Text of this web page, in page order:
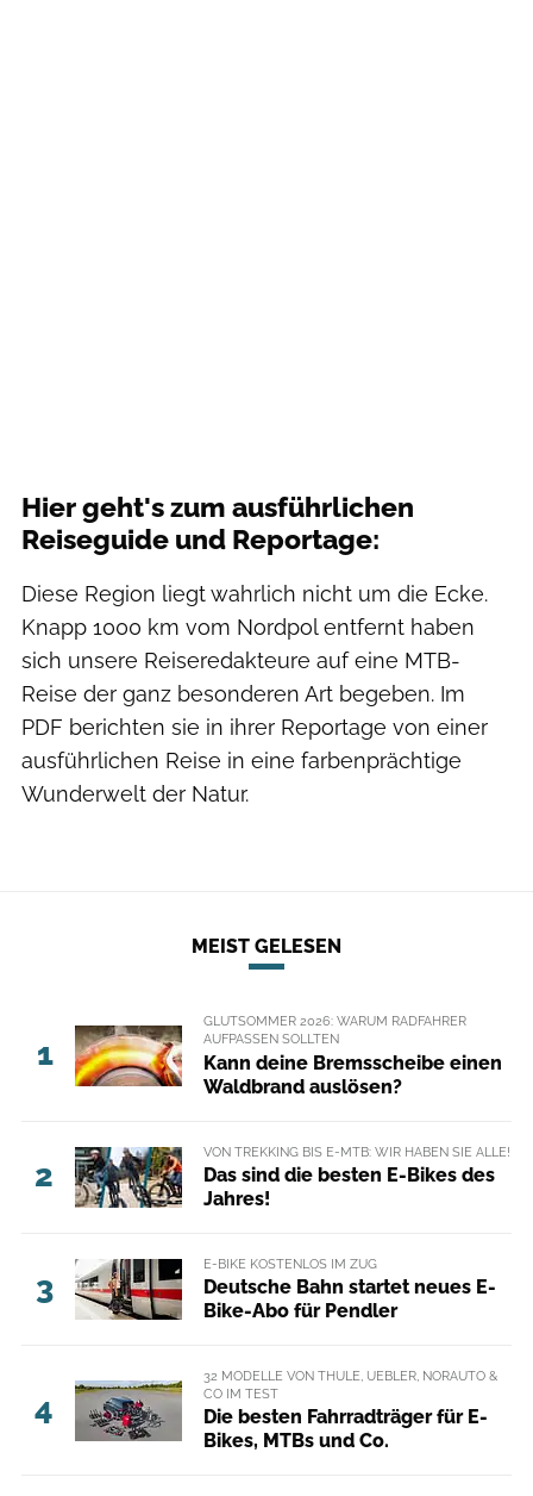
Hier geht's zum ausführlichen
Reiseguide und Reportage:
Diese Region liegt wahrlich nicht um die Ecke.
Knapp 1000 km vom Nordpol entfernt haben
sich unsere Reiseredakteure auf eine MTB-
Reise der ganz besonderen Art begeben. Im
PDF berichten sie in ihrer Reportage von einer
ausführlichen Reise in eine farbenprächtige
Wunderwelt der Natur.
MEIST GELESEN
1
GLUTSOMMER 2026: WARUM RADFAHRER
AUFPASSEN SOLLTEN
Kann deine Bremsscheibe einen
Waldbrand auslösen?
2
VON TREKKING BIS E-MTB: WIR HABEN SIE ALLE!
Das sind die besten E-Bikes des
Jahres!
3
E-BIKE KOSTENLOS IM ZUG
Deutsche Bahn startet neues E-
Bike-Abo für Pendler
4
32 MODELLE VON THULE, UEBLER, NORAUTO &
CO IM TEST
Die besten Fahrradträger für E-
Bikes, MTBs und Co.